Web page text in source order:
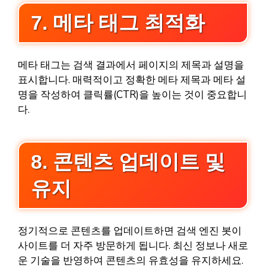
7. 메타 태그 최적화
메타 태그는 검색 결과에서 페이지의 제목과 설명을
표시합니다. 매력적이고 정확한 메타 제목과 메타 설
명을 작성하여 클릭률(CTR)을 높이는 것이 중요합니
다.
8. 콘텐츠 업데이트 및
유지
정기적으로 콘텐츠를 업데이트하면 검색 엔진 봇이
사이트를 더 자주 방문하게 됩니다. 최신 정보나 새로
운 기술을 반영하여 콘텐츠의 유효성을 유지하세요.